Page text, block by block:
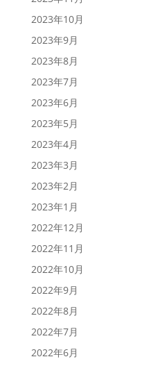
2023年10月
2023年9月
2023年8月
2023年7月
2023年6月
2023年5月
2023年4月
2023年3月
2023年2月
2023年1月
2022年12月
2022年11月
2022年10月
2022年9月
2022年8月
2022年7月
2022年6月